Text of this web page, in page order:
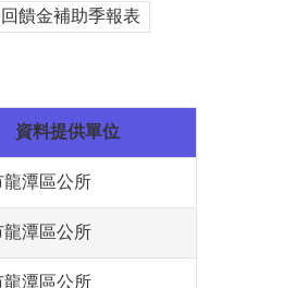
回饋金補助季報表
資料提供單位
龍潭區公所
龍潭區公所
龍潭區公所